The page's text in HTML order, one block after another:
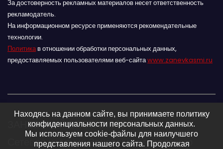
За достоверность рекламных материалов несет ответственность
рекламодатель.
На информационном ресурсе применяются рекомендательные
технологии.
Политикав отношении обработки персональных данных,
предоставляемых пользователями веб-сайтаwww.zanevkasmi.ru
ЗАНЕВСКИЙ ВЕСТНИК 16+
Сетевое издание Заневского городского
Находясь на данном сайте, вы принимаете политику
конфиденциальности персональных данных.
Мы используем cookie-файлы для наилучшего
представления нашего сайта. Продолжая